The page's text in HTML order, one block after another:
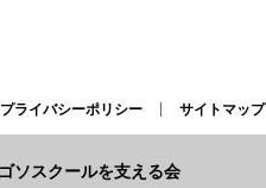
プライバシーポリシー サイトマップ
ソスクールを支える会